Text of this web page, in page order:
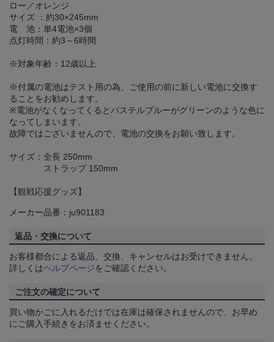
ロー／オレンジ
サイズ ：約30×245mm
電 池：単4電池×3個
点灯時間：約3～6時間
※対象年齢：12歳以上
※付属の電池はテスト用の為、ご使用の前に新しい電池に交換す
ることをお勧めします。
※電池がなくなってくるとパステルブルーがグリーンのような色に
なってしまいます。
故障ではございませんので、電池の交換をお願い致します。
サイズ：全長 250mm
ストラップ 150mm
【観戦応援グッズ】
メーカー品番：ju901183
返品・交換について
お客様都合による返品、交換、キャンセルはお受けできません。
詳しくはヘルプページをご確認ください。
ご注文の確定について
買い物かごに入れるだけでは在庫は確保されませんので、お早め
にご購入手続きをお済ませください。